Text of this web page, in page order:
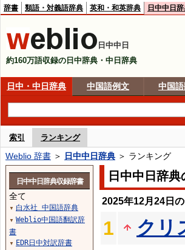
辞書 類語・対義語辞典 英和・和英辞典 日中中日
日中中日
約160万語収録の日中辞典・中日辞典
日中・中日辞典 中国語例文 中国
索引 ランキング
Weblio 辞書 ＞ 日中中日辞典 ＞ ランキング
日中中日辞
2025年12月24日
1
クリ
日中中日辞典収録辞書
全て
▼ 白水社 中国語辞典
▼ Weblio中国語翻訳辞
書
▼ EDR日中対訳辞書